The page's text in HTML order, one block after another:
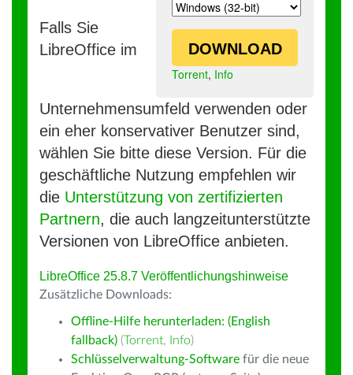
DOWNLOAD
Torrent, Info
Falls Sie
LibreOffice im
Unternehmensumfeld verwenden oder
ein eher konservativer Benutzer sind,
wählen Sie bitte diese Version. Für die
geschäftliche Nutzung empfehlen wir
die Unterstützung von zertifizierten
Partnern, die auch langzeitunterstützte
Versionen von LibreOffice anbieten.
LibreOffice 25.8.7 Veröffentlichungshinweise
Zusätzliche Downloads:
Offline-Hilfe herunterladen: (English
fallback) (Torrent, Info)
Schlüsselverwaltung-Software für die neue